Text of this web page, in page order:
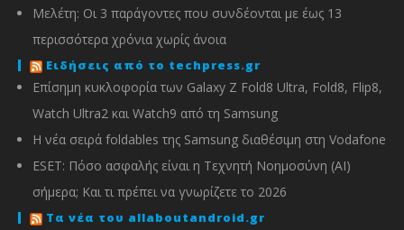
Μελέτη: Οι 3 παράγοντες που συνδέονται με έως 13
περισσότερα χρόνια χωρίς άνοια
Ειδήσεις από το techpress.gr
Επίσημη κυκλοφορία των Galaxy Z Fold8 Ultra, Fold8, Flip8,
Watch Ultra2 και Watch9 από τη Samsung
Η νέα σειρά foldables της Samsung διαθέσιμη στη Vodafone
ESET: Πόσο ασφαλής είναι η Τεχνητή Νοημοσύνη (AI)
σήμερα; Και τι πρέπει να γνωρίζετε το 2026
Τα νέα του allaboutandroid.gr